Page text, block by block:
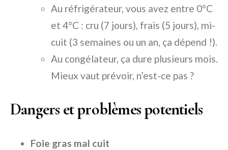
Au réfrigérateur, vous avez entre 0°C
et 4°C : cru (7 jours), frais (5 jours), mi-
cuit (3 semaines ou un an, ça dépend !).
Au congélateur, ça dure plusieurs mois.
Mieux vaut prévoir, n’est-ce pas ?
Dangers et problèmes potentiels
Foie gras mal cuit